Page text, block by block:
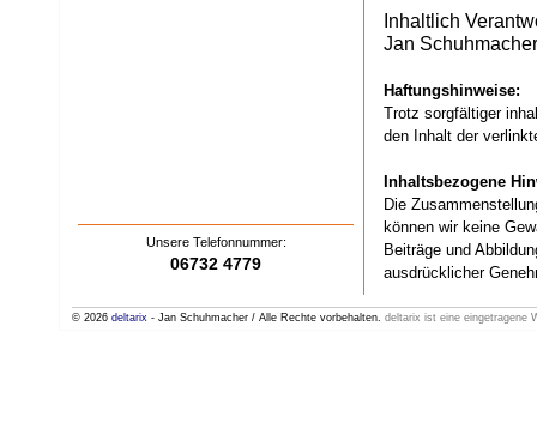
Unsere Telefonnummer:
06732 4779
Inhaltlich
Jan
Haftungshinweise:
Trotz sorgfältiger
den Inhalt der
Inhaltsbezogene
Die
können wir keine
Beiträge und
ausdrücklicher
© 2026 deltarix - Jan Schuhmacher / Alle Rechte vorbehalten. deltarix ist eine eingetragene